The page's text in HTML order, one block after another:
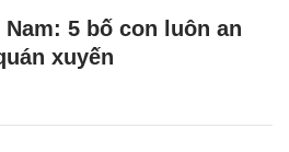
5 bố con luôn an
xuyến